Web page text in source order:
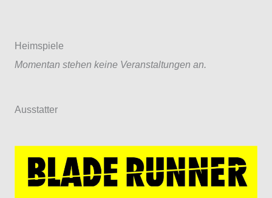
Heimspiele
Momentan stehen keine Veranstaltungen an.
Ausstatter